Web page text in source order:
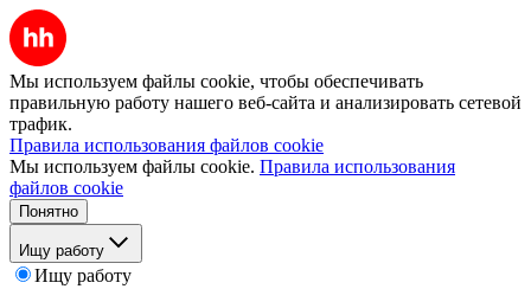
Мы используем файлы cookie, чтобы обеспечивать
правильную работу нашего веб-сайта и анализировать сетевой
трафик.
Правила использования файлов cookie
Мы используем файлы cookie. Правила использования
файлов cookie
Понятно
Ищу работу
Ищу работу